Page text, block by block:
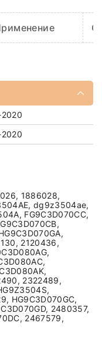
1886028,
dg9z3504ae,
FG9C3D070CC,
2120436,
2322489,
HG9C3D070GC,
2480357,
2467579,